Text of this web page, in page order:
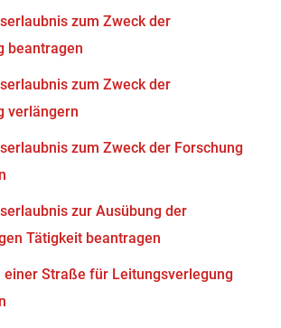
zum Zweck der
beantragen
zum Zweck der
verlängern
zum Zweck der Forschung
zur Ausübung der
Tätigkeit beantragen
Straße für Leitungsverlegung